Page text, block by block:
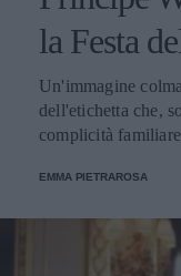
la Festa
Un'immagine
dell'etichetta che,
complicità
dell’atmosfera
EMMA PIETRAROSA